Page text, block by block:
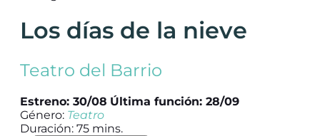
Los días de la nieve
Teatro del Barrio
Estreno: 30/08 Última función: 28/09
Género: Teatro
Duración: 75 mins.